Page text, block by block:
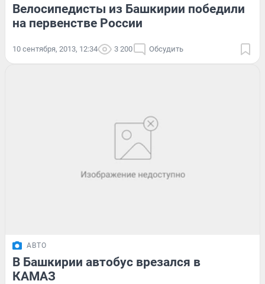
Велосипедисты из Башкирии победили
на первенстве России
10 сентября, 2013, 12:34 3 200 Обсудить
АВТО
В Башкирии автобус врезался в
КАМАЗ